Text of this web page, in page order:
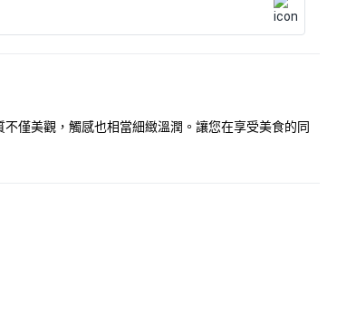
僅美觀，觸感也相當細緻溫潤。讓您在享受美食的同